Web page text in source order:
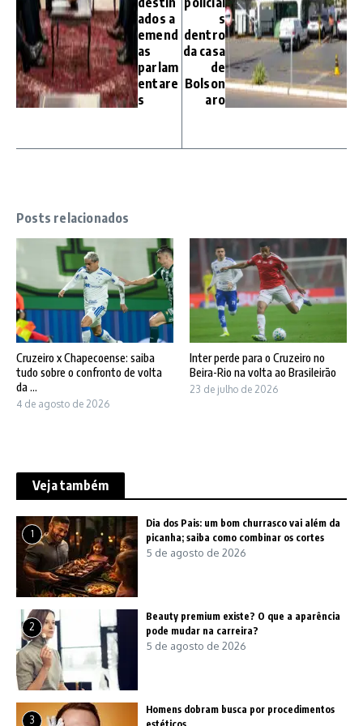
ados a
emend
as
parlam
entare
s
s
dentro
da casa
de
Bolson
aro
Posts relacionados
Cruzeiro x Chapecoense: saiba
tudo sobre o confronto de volta
da ...
4 de agosto de 2026
Inter perde para o Cruzeiro no
Beira-Rio na volta ao Brasileirão
23 de julho de 2026
Veja também
1
Dia dos Pais: um bom churrasco vai além da
picanha; saiba como combinar os cortes
5 de agosto de 2026
2
Beauty premium existe? O que a aparência
pode mudar na carreira?
5 de agosto de 2026
3
Homens dobram busca por procedimentos